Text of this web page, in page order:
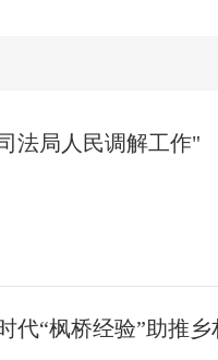
法局人民调解工作"
代“枫桥经验”助推